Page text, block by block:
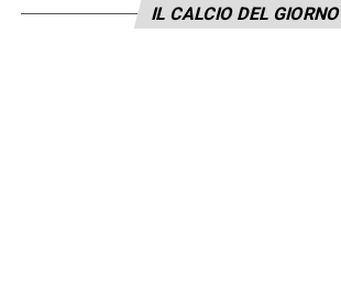
IL CALCIO DEL GIORNO